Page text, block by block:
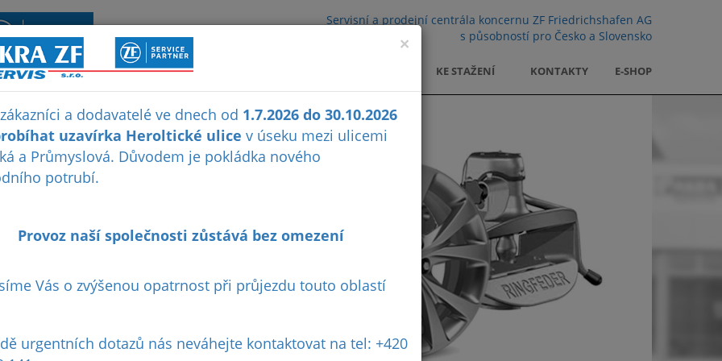
O NÁS NOVINKY KE STAŽENÍ KONTAKTY E-SHOP
Servisní a prodejní centrála koncernu ZF Friedrichshafen AG
s působností pro Česko a Slovensko
×
a dodavatelé ve dnech od 1.7.2026 do 30.10.2026
uzavírka Heroltické ulice v úseku mezi ulicemi
a Průmyslová. Důvodem je pokládka nového
potrubí.
Provoz naší společnosti zůstává bez omezení
Vás o zvýšenou opatrnost při průjezdu touto oblastí
urgentních dotazů nás neváhejte kontaktovat na tel: +420